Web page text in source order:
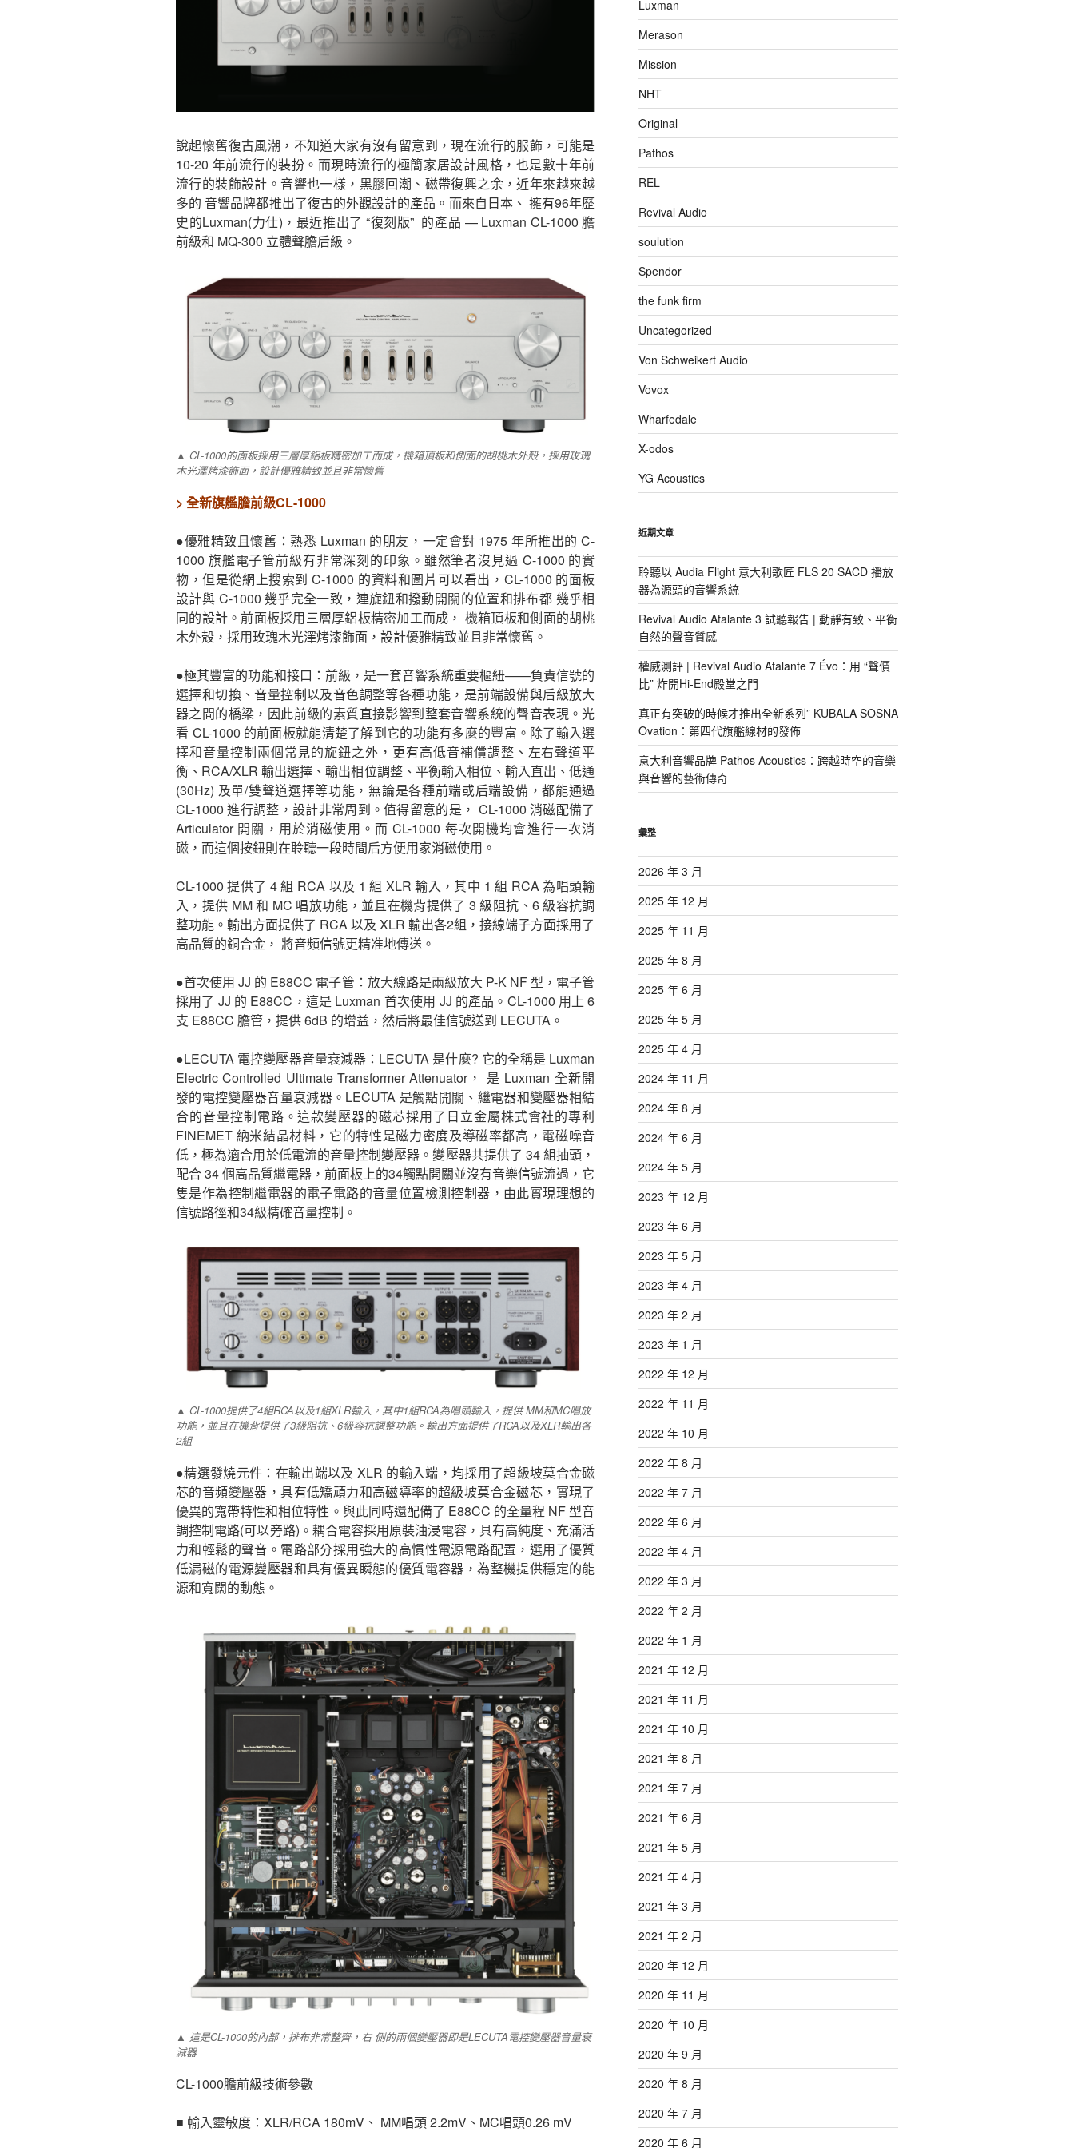
說起懷舊復古風潮，不知道大家有沒有留意到，現在流行的服飾，可能是
10-20 年前流行的裝扮。而現時流行的極簡家居設計風格，也是數十年前
流行的裝飾設計。音響也一樣，黑膠回潮、磁帶復興之余，近年來越來越
多的 音響品牌都推出了復古的外觀設計的產品。而來自日本、 擁有96年歷
史的Luxman(力仕)，最近推出了 “復刻版” 的產品 — Luxman CL-1000 膽
前級和 MQ-300 立體聲膽后級。
▲ CL-1000的面板採用三層厚鋁板精密加工而成，機箱頂板和側面的胡桃木外殼，採用玫瑰
木光澤烤漆飾面，設計優雅精致並且非常懷舊
> 全新旗艦膽前級CL-1000
●優雅精致且懷舊：熟悉 Luxman 的朋友，一定會對 1975 年所推出的 C-
1000 旗艦電子管前級有非常深刻的印象。雖然筆者沒見過 C-1000 的實
物，但是從網上搜索到 C-1000 的資料和圖片可以看出，CL-1000 的面板
設計與 C-1000 幾乎完全一致，連旋鈕和撥動開關的位置和排布都 幾乎相
同的設計。前面板採用三層厚鋁板精密加工而成， 機箱頂板和側面的胡桃
木外殼，採用玫瑰木光澤烤漆飾面，設計優雅精致並且非常懷舊。
●極其豐富的功能和接口：前級，是一套音響系統重要樞紐——負責信號的
選擇和切換、音量控制以及音色調整等各種功能，是前端設備與后級放大
器之間的橋梁，因此前級的素質直接影響到整套音響系統的聲音表現。光
看 CL-1000 的前面板就能清楚了解到它的功能有多麼的豐富。除了輸入選
擇和音量控制兩個常見的旋鈕之外，更有高低音補償調整、左右聲道平
衡、RCA/XLR 輸出選擇、輸出相位調整、平衡輸入相位、輸入直出、低通
(30Hz) 及單/雙聲道選擇等功能，無論是各種前端或后端設備，都能通過
CL-1000 進行調整，設計非常周到。值得留意的是， CL-1000 消磁配備了
Articulator 開關，用於消磁使用。而 CL-1000 每次開機均會進行一次消
磁，而這個按鈕則在聆聽一段時間后方便用家消磁使用。
CL-1000 提供了 4 組 RCA 以及 1 組 XLR 輸入，其中 1 組 RCA 為唱頭輸
入，提供 MM 和 MC 唱放功能，並且在機背提供了 3 級阻抗、6 級容抗調
整功能。輸出方面提供了 RCA 以及 XLR 輸出各2組，接線端子方面採用了
高品質的銅合金， 將音頻信號更精准地傳送。
●首次使用 JJ 的 E88CC 電子管：放大線路是兩級放大 P-K NF 型，電子管
採用了 JJ 的 E88CC，這是 Luxman 首次使用 JJ 的產品。CL-1000 用上 6
支 E88CC 膽管，提供 6dB 的增益，然后將最佳信號送到 LECUTA。
●LECUTA 電控變壓器音量衰減器：LECUTA 是什麼? 它的全稱是 Luxman
Electric Controlled Ultimate Transformer Attenuator， 是 Luxman 全新開
發的電控變壓器音量衰減器。LECUTA 是觸點開關、繼電器和變壓器相結
合的音量控制電路。這款變壓器的磁芯採用了日立金屬株式會社的專利
FINEMET 納米結晶材料，它的特性是磁力密度及導磁率都高，電磁噪音
低，極為適合用於低電流的音量控制變壓器。變壓器共提供了 34 組抽頭，
配合 34 個高品質繼電器，前面板上的34觸點開關並沒有音樂信號流過，它
隻是作為控制繼電器的電子電路的音量位置檢測控制器，由此實現理想的
信號路徑和34級精確音量控制。
▲ CL-1000提供了4組RCA以及1組XLR輸入，其中1組RCA為唱頭輸入，提供 MM和MC唱放
功能，並且在機背提供了3級阻抗、6級容抗調整功能。輸出方面提供了RCA以及XLR輸出各
2組
●精選發燒元件：在輸出端以及 XLR 的輸入端，均採用了超級坡莫合金磁
芯的音頻變壓器，具有低矯頑力和高磁導率的超級坡莫合金磁芯，實現了
優異的寬帶特性和相位特性。與此同時還配備了 E88CC 的全量程 NF 型音
調控制電路(可以旁路)。耦合電容採用原裝油浸電容，具有高純度、充滿活
力和輕鬆的聲音。電路部分採用強大的高慣性電源電路配置，選用了優質
低漏磁的電源變壓器和具有優異瞬態的優質電容器，為整機提供穩定的能
源和寬闊的動態。
▲ 這是CL-1000的內部，排布非常整齊，右 側的兩個變壓器即是LECUTA電控變壓器音量衰
減器
CL-1000膽前級技術參數
■ 輸入靈敏度：XLR/RCA 180mV、 MM唱頭 2.2mV、MC唱頭0.26 mV
Luxman
Merason
Mission
NHT
Original
Pathos
REL
Revival Audio
soulution
Spendor
the funk firm
Uncategorized
Von Schweikert Audio
Vovox
Wharfedale
X-odos
YG Acoustics
近期文章
聆聽以 Audia Flight 意大利歌匠 FLS 20 SACD 播放
器為源頭的音響系統
Revival Audio Atalante 3 試聽報告 | 動靜有致、平衡
自然的聲音質感
權威測評 | Revival Audio Atalante 7 Évo：用 “聲價
比” 炸開Hi-End殿堂之門
真正有突破的時候才推出全新系列” KUBALA SOSNA
Ovation：第四代旗艦線材的發佈
意大利音響品牌 Pathos Acoustics：跨越時空的音樂
與音響的藝術傳奇
彙整
2026 年 3 月
2025 年 12 月
2025 年 11 月
2025 年 8 月
2025 年 6 月
2025 年 5 月
2025 年 4 月
2024 年 11 月
2024 年 8 月
2024 年 6 月
2024 年 5 月
2023 年 12 月
2023 年 6 月
2023 年 5 月
2023 年 4 月
2023 年 2 月
2023 年 1 月
2022 年 12 月
2022 年 11 月
2022 年 10 月
2022 年 8 月
2022 年 7 月
2022 年 6 月
2022 年 4 月
2022 年 3 月
2022 年 2 月
2022 年 1 月
2021 年 12 月
2021 年 11 月
2021 年 10 月
2021 年 8 月
2021 年 7 月
2021 年 6 月
2021 年 5 月
2021 年 4 月
2021 年 3 月
2021 年 2 月
2020 年 12 月
2020 年 11 月
2020 年 10 月
2020 年 9 月
2020 年 8 月
2020 年 7 月
2020 年 6 月